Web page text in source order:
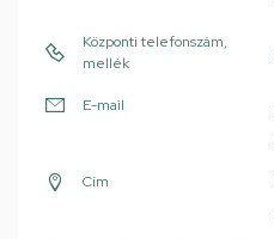
Központi telefonszám,
mellék
E-mail
Cím